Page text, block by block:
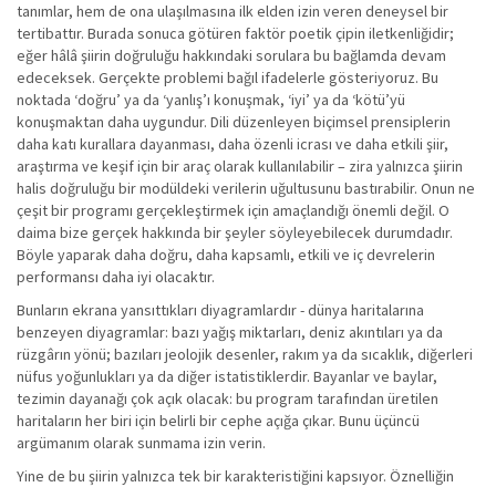
tanımlar, hem de ona ulaşılmasına ilk elden izin veren deneysel bir
tertibattır. Burada sonuca götüren faktör poetik çipin iletkenliğidir;
eğer hâlâ şiirin doğruluğu hakkındaki sorulara bu bağlamda devam
edeceksek. Gerçekte problemi bağıl ifadelerle gösteriyoruz. Bu
noktada ‘doğru’ ya da ‘yanlış’ı konuşmak, ‘iyi’ ya da ‘kötü’yü
konuşmaktan daha uygundur. Dili düzenleyen biçimsel prensiplerin
daha katı kurallara dayanması, daha özenli icrası ve daha etkili şiir,
araştırma ve keşif için bir araç olarak kullanılabilir – zira yalnızca şiirin
halis doğruluğu bir modüldeki verilerin uğultusunu bastırabilir. Onun ne
çeşit bir programı gerçekleştirmek için amaçlandığı önemli değil. O
daima bize gerçek hakkında bir şeyler söyleyebilecek durumdadır.
Böyle yaparak daha doğru, daha kapsamlı, etkili ve iç devrelerin
performansı daha iyi olacaktır.
Bunların ekrana yansıttıkları diyagramlardır - dünya haritalarına
benzeyen diyagramlar: bazı yağış miktarları, deniz akıntıları ya da
rüzgârın yönü; bazıları jeolojik desenler, rakım ya da sıcaklık, diğerleri
nüfus yoğunlukları ya da diğer istatistiklerdir. Bayanlar ve baylar,
tezimin dayanağı çok açık olacak: bu program tarafından üretilen
haritaların her biri için belirli bir cephe açığa çıkar. Bunu üçüncü
argümanım olarak sunmama izin verin.
Yine de bu şiirin yalnızca tek bir karakteristiğini kapsıyor. Öznelliğin